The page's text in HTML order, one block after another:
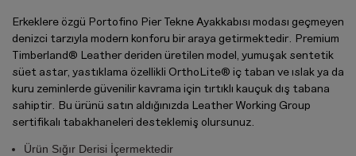
Erkeklere özgü Portofino Pier Tekne Ayakkabısı modası geçmeyen
denizci tarzıyla modern konforu bir araya getirmektedir. Premium
Timberland® Leather deriden üretilen model, yumuşak sentetik
süet astar, yastıklama özellikli OrthoLite® iç taban ve ıslak ya da
kuru zeminlerde güvenilir kavrama için tırtıklı kauçuk dış tabana
sahiptir. Bu ürünü satın aldığınızda Leather Working Group
sertifikalı tabakhaneleri desteklemiş olursunuz.
Ürün Sığır Derisi İçermektedir